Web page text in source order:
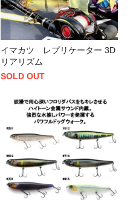
イマカツ レプリケーター 3D
リアリズム
SOLD OUT